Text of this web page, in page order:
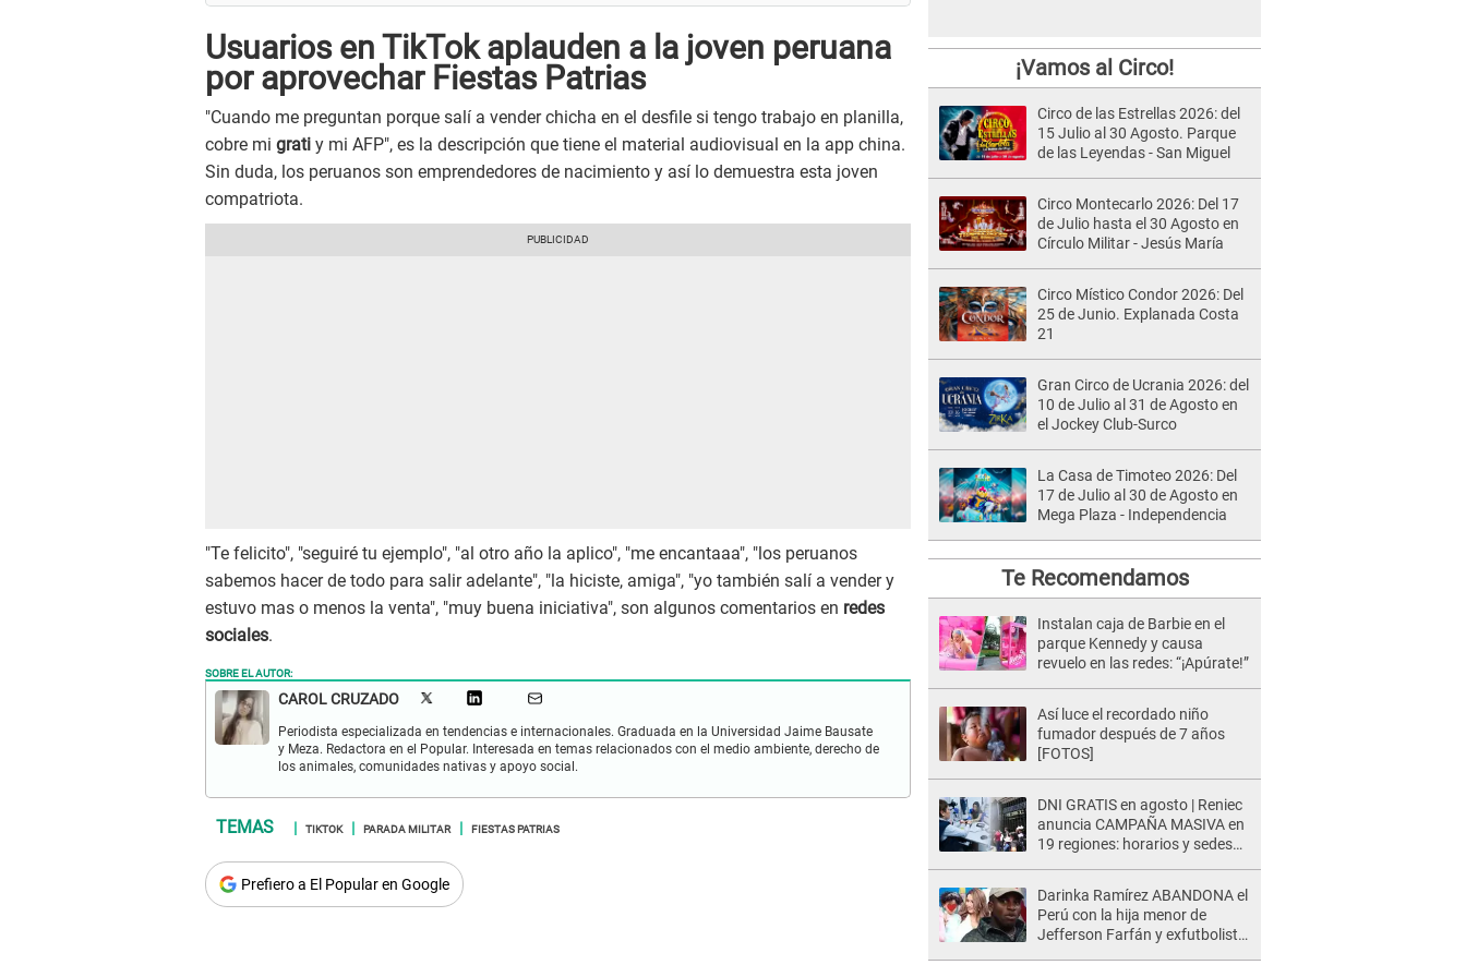
Usuarios en TikTok aplauden a la joven peruana
por aprovechar Fiestas Patrias
"Cuando me preguntan porque salí a vender chicha en el desfile si tengo trabajo en planilla,
cobre mi grati y mi AFP", es la descripción que tiene el material audiovisual en la app china.
Sin duda, los peruanos son emprendedores de nacimiento y así lo demuestra esta joven
compatriota.
"Te felicito", "seguiré tu ejemplo", "al otro año la aplico", "me encantaaa", "los peruanos
sabemos hacer de todo para salir adelante", "la hiciste, amiga", "yo también salí a vender y
estuvo mas o menos la venta", "muy buena iniciativa", son algunos comentarios en redes
sociales.
SOBRE EL AUTOR:
CAROL CRUZADO
Periodista especializada en tendencias e internacionales. Graduada en la Universidad Jaime Bausate
y Meza. Redactora en el Popular. Interesada en temas relacionados con el medio ambiente, derecho de
los animales, comunidades nativas y apoyo social.
TIKTOK PARADA MILITAR FIESTAS PATRIAS
Prefiero a El Popular en Google
¡Vamos al Circo!
Circo de las Estrellas 2026: del
15 Julio al 30 Agosto. Parque
de las Leyendas - San Miguel
Circo Montecarlo 2026: Del 17
de Julio hasta el 30 Agosto en
Círculo Militar - Jesús María
Circo Místico Condor 2026: Del
25 de Junio. Explanada Costa
21
Gran Circo de Ucrania 2026: del
10 de Julio al 31 de Agosto en
el Jockey Club-Surco
La Casa de Timoteo 2026: Del
17 de Julio al 30 de Agosto en
Mega Plaza - Independencia
Te Recomendamos
Instalan caja de Barbie en el
parque Kennedy y causa
revuelo en las redes: “¡Apúrate!”
Así luce el recordado niño
fumador después de 7 años
[FOTOS]
DNI GRATIS en agosto | Reniec
anuncia CAMPAÑA MASIVA en
19 regiones: horarios y sedes
Darinka Ramírez ABANDONA el
Perú con la hija menor de
Jefferson Farfán y exfutbolista